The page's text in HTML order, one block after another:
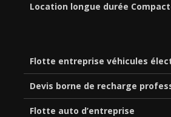
Location longue durée
Flotte entreprise véhicules
Devis borne de recharge
Flotte auto d’entreprise